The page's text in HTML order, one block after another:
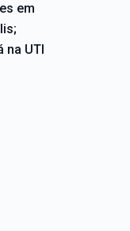
em
na UTI